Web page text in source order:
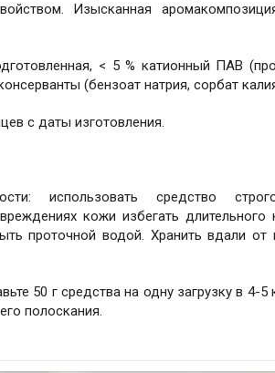
Изысканная
< 5 % катионный ПАВ
(бензоат натрия, сорбат
с даты изготовления.
использовать средство
кожи избегать
проточной водой. Хранить вдали
50 г средства на одну загрузку в 4-5
полоскания.